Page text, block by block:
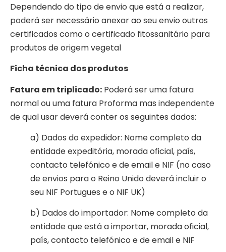
Dependendo do tipo de envio que está a realizar,
poderá ser necessário anexar ao seu envio outros
certificados como o certificado fitossanitário para
produtos de origem vegetal
Ficha técnica dos produtos
Fatura em triplicado: Poderá ser uma fatura
normal ou uma fatura Proforma mas independente
de qual usar deverá conter os seguintes dados:
a) Dados do expedidor: Nome completo da
entidade expeditória, morada oficial, país,
contacto telefónico e de email e NIF (no caso
de envios para o Reino Unido deverá incluir o
seu NIF Portugues e o NIF UK)
b) Dados do importador: Nome completo da
entidade que está a importar, morada oficial,
país, contacto telefónico e de email e NIF